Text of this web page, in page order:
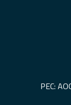
PEC: